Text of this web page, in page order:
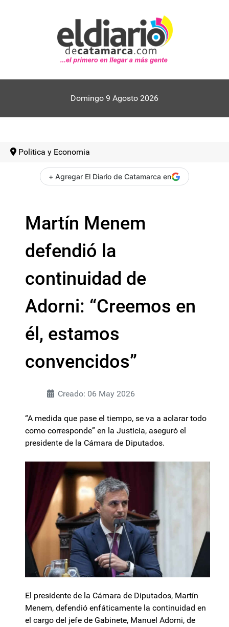
Domingo 9 Agosto 2026
Politica y Economia
+ Agregar El Diario de Catamarca en
Martín Menem
defendió la
continuidad de
Adorni: “Creemos en
él, estamos
convencidos”
Creado: 06 May 2026
“A medida que pase el tiempo, se va a aclarar todo
como corresponde” en la Justicia, aseguró el
presidente de la Cámara de Diputados.
El presidente de la Cámara de Diputados, Martín
Menem, defendió enfáticamente la continuidad en
el cargo del jefe de Gabinete, Manuel Adorni, de